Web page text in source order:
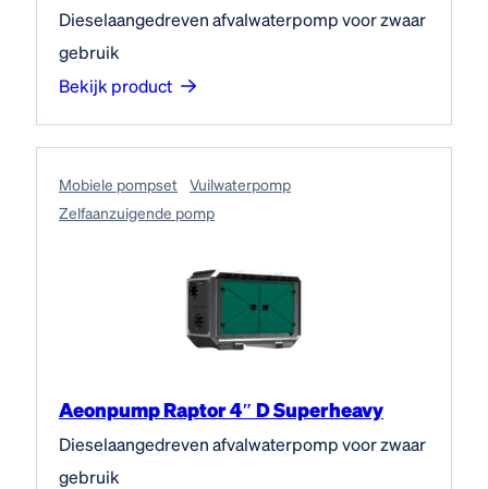
Dieselaangedreven afvalwaterpomp voor zwaar
gebruik
Bekijk product
Mobiele pompset
Vuilwaterpomp
Zelfaanzuigende pomp
Aeonpump Raptor 4″ D Superheavy
Dieselaangedreven afvalwaterpomp voor zwaar
gebruik